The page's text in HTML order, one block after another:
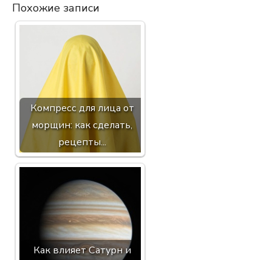
Похожие записи
Компресс для лица от
морщин: как сделать,
рецепты...
Как влияет Сатурн и